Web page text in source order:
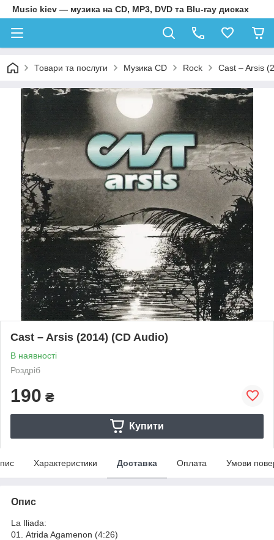
Music kiev — музика на CD, MP3, DVD та Blu-ray дисках
Товари та послуги Музика CD Rock Cast – Arsis
Cast – Arsis (2014) (CD Audio)
В наявності
Роздріб
190 ₴
Купити
Характеристики Доставка Оплата Умови
Опис
La Iliada:
01. Atrida Agamenon (4:26)